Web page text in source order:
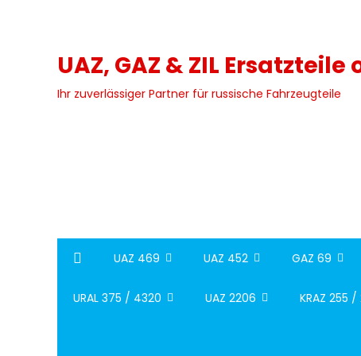
UAZ, GAZ & ZIL
Ihr zuverlässiger Partner für russische Fahrzeugteile
UAZ 469 UAZ 452 GAZ 69
URAL 375 / 4320 UAZ 2206 KRAZ 255 /